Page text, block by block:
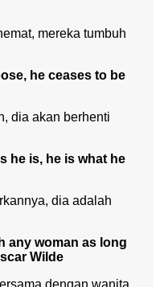
mereka tumbuh
he ceases to be
dia akan berhenti
he is, he is what he
dia adalah
any woman as long
Wilde